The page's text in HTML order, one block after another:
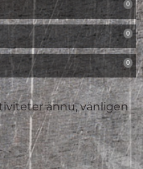
0
0
0
ännu, vänligen